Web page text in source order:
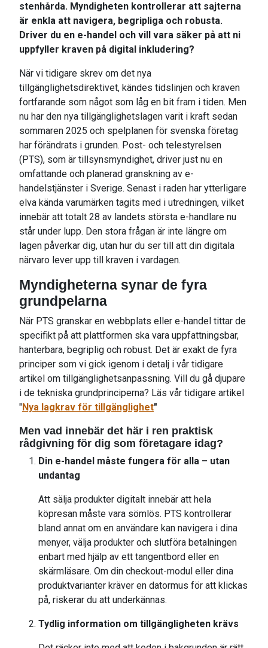
stenhårda. Myndigheten kontrollerar att sajterna
är enkla att navigera, begripliga och robusta.
Driver du en e-handel och vill vara säker på att ni
uppfyller kraven på digital inkludering?
När vi tidigare skrev om det nya
tillgänglighetsdirektivet, kändes tidslinjen och kraven
fortfarande som något som låg en bit fram i tiden. Men
nu har den nya tillgänglighetslagen varit i kraft sedan
sommaren 2025 och spelplanen för svenska företag
har förändrats i grunden. Post- och telestyrelsen
(PTS), som är tillsynsmyndighet, driver just nu en
omfattande och planerad granskning av e-
handelstjänster i Sverige. Senast i raden har ytterligare
elva kända varumärken tagits med i utredningen, vilket
innebär att totalt 28 av landets största e-handlare nu
står under lupp. Den stora frågan är inte längre om
lagen påverkar dig, utan hur du ser till att din digitala
närvaro lever upp till kraven i vardagen.
Myndigheterna synar de fyra
grundpelarna
När PTS granskar en webbplats eller e-handel tittar de
specifikt på att plattformen ska vara uppfattningsbar,
hanterbara, begriplig och robust. Det är exakt de fyra
principer som vi gick igenom i detalj i vår tidigare
artikel om tillgänglighetsanpassning. Vill du gå djupare
i de tekniska grundprinciperna? Läs vår tidigare artikel
"Nya lagkrav för tillgänglighet"
Men vad innebär det här i ren praktisk
rådgivning för dig som företagare idag?
Din e-handel måste fungera för alla – utan
undantag
Att sälja produkter digitalt innebär att hela
köpresan måste vara sömlös. PTS kontrollerar
bland annat om en användare kan navigera i dina
menyer, välja produkter och slutföra betalningen
enbart med hjälp av ett tangentbord eller en
skärmläsare. Om din checkout-modul eller dina
produktvarianter kräver en datormus för att klickas
på, riskerar du att underkännas.
Tydlig information om tillgängligheten krävs